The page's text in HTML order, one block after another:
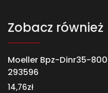
Zobacz również
Moeller Bpz-Dinr35-
293596
14,76zł